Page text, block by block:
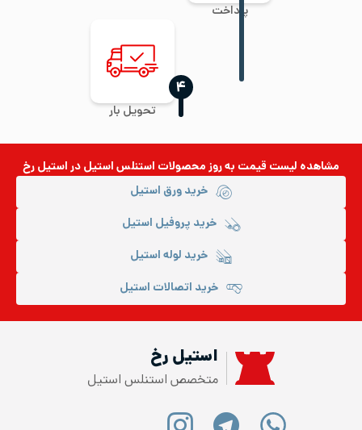
پرداخت
تحویل بار
‍۴
مشاهده لیست قیمت به روزمحصولات استنلس استیلدر استیل رخ
خرید ورق استیل
خرید پروفیل استیل
خرید لوله استیل
خرید اتصالات استیل
استیل رخ
متخصص استنلس استیل